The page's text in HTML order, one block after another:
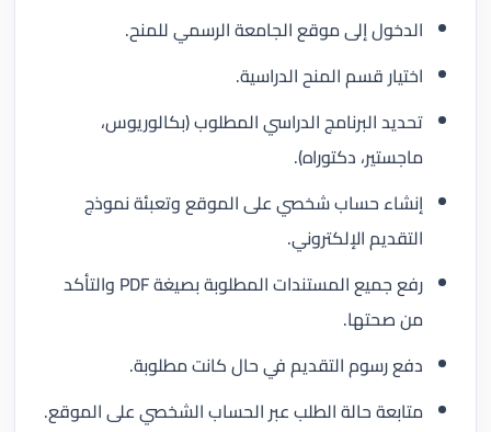
الدخول إلى موقع الجامعة الرسمي للمنح.
اختيار قسم المنح الدراسية.
تحديد البرنامج الدراسي المطلوب (بكالوريوس،
ماجستير، دكتوراه).
إنشاء حساب شخصي على الموقع وتعبئة نموذج
التقديم الإلكتروني.
رفع جميع المستندات المطلوبة بصيغة PDF والتأكد
من صحتها.
دفع رسوم التقديم في حال كانت مطلوبة.
متابعة حالة الطلب عبر الحساب الشخصي على الموقع.